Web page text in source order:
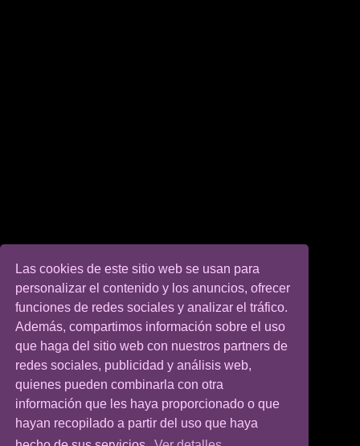
Las cookies de este sitio web se usan para
personalizar el contenido y los anuncios, ofrecer
funciones de redes sociales y analizar el tráfico.
Además, compartimos información sobre el uso
que haga del sitio web con nuestros partners de
redes sociales, publicidad y análisis web,
quienes pueden combinarla con otra
información que les haya proporcionado o que
hayan recopilado a partir del uso que haya